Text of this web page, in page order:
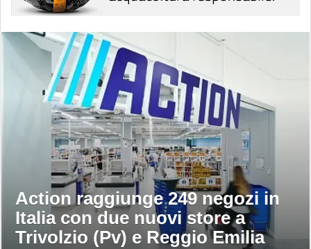
Action raggiunge 249 negozi in
Italia con due nuovi store a
Trivolzio (Pv) e Reggio Emilia